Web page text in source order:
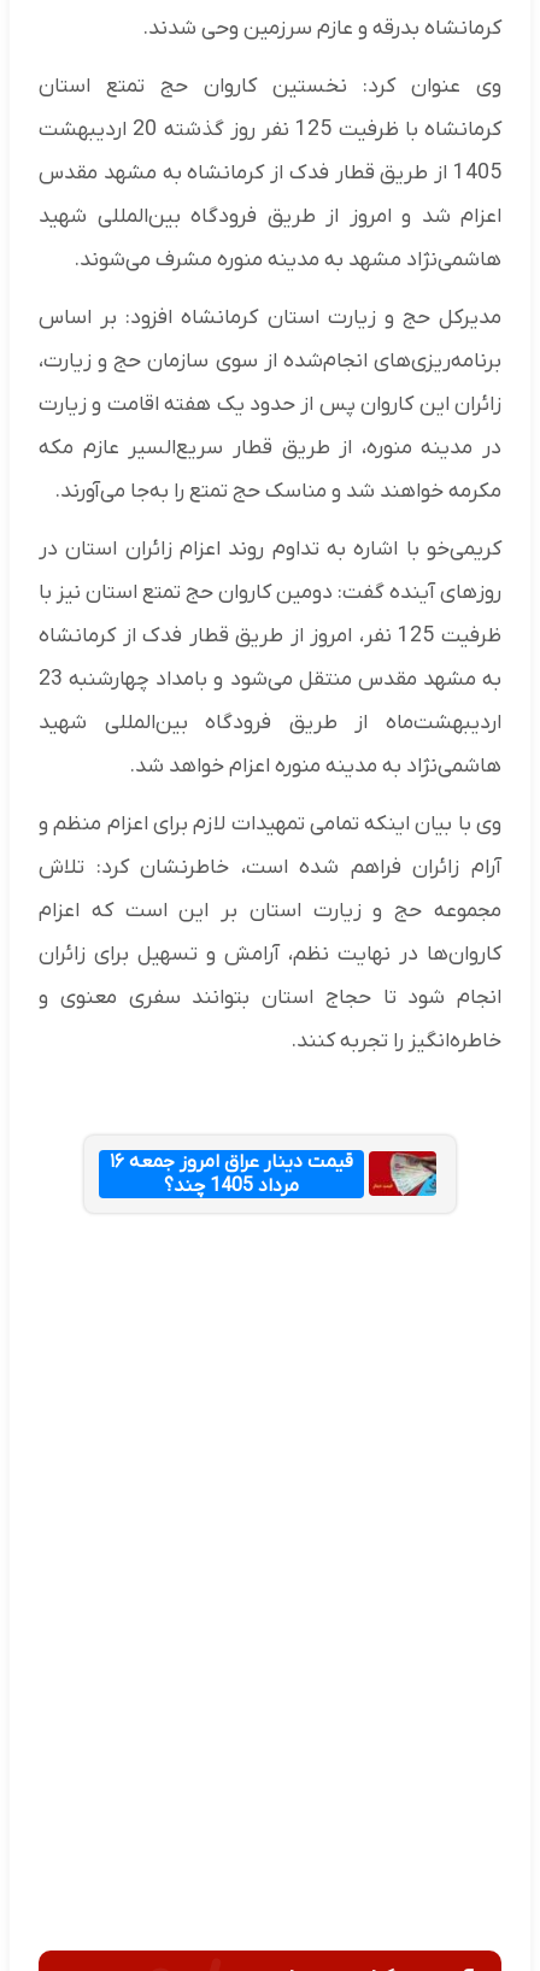
کرمانشاه بدرقه و عازم سرزمین وحی شدند.
وی عنوان کرد: نخستین کاروان حج تمتع استان
کرمانشاه با ظرفیت 125 نفر روز گذشته 20 اردیبهشت
1405 از طریق قطار فدک از کرمانشاه به مشهد مقدس
اعزام شد و امروز از طریق فرودگاه بین‌المللی شهید
هاشمی‌نژاد مشهد به مدینه منوره مشرف می‌شوند.
مدیرکل حج و زیارت استان کرمانشاه افزود: بر اساس
برنامه‌ریزی‌های انجام‌شده از سوی سازمان حج و زیارت،
زائران این کاروان پس از حدود یک هفته اقامت و زیارت
در مدینه منوره، از طریق قطار سریع‌السیر عازم مکه
مکرمه خواهند شد و مناسک حج تمتع را به‌جا می‌آورند.
کریمی‌خو با اشاره به تداوم روند اعزام زائران استان در
روزهای آینده گفت: دومین کاروان حج تمتع استان نیز با
ظرفیت 125 نفر، امروز از طریق قطار فدک از کرمانشاه
به مشهد مقدس منتقل می‌شود و بامداد چهارشنبه 23
اردیبهشت‌ماه از طریق فرودگاه بین‌المللی شهید
هاشمی‌نژاد به مدینه منوره اعزام خواهد شد.
وی با بیان اینکه تمامی تمهیدات لازم برای اعزام منظم و
آرام زائران فراهم شده است، خاطرنشان کرد: تلاش
مجموعه حج و زیارت استان بر این است که اعزام
کاروان‌ها در نهایت نظم، آرامش و تسهیل برای زائران
انجام شود تا حجاج استان بتوانند سفری معنوی و
خاطره‌انگیز را تجربه کنند.
قیمت دینار عراق امروز جمعه ۱۶
مرداد 1405 چند؟